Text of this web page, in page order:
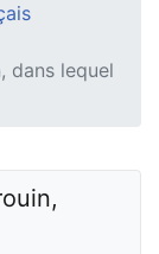
dans lequel